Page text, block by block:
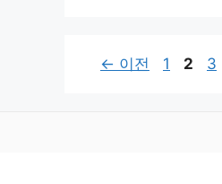
← 이전
페
1
페
2
페
3